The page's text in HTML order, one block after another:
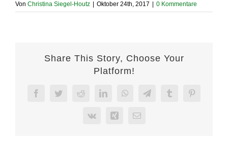
Von Christina Siegel-Houtz Oktober 24th, 2017 0 Kommentare
Share This Story, Choose Your
Platform!
FacebookTwitterReddit LinkedInWhatsAppTelegramTumblrPinterest
Vk Xing
E-